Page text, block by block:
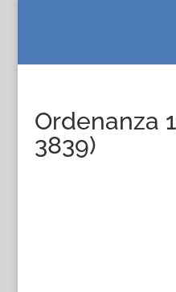
Ordenanza
3839)